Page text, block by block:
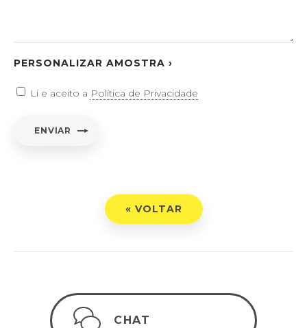
PERSONALIZAR AMOSTRA ›
Li e aceito a Política de Privacidade
ENVIAR
« VOLTAR
CHAT